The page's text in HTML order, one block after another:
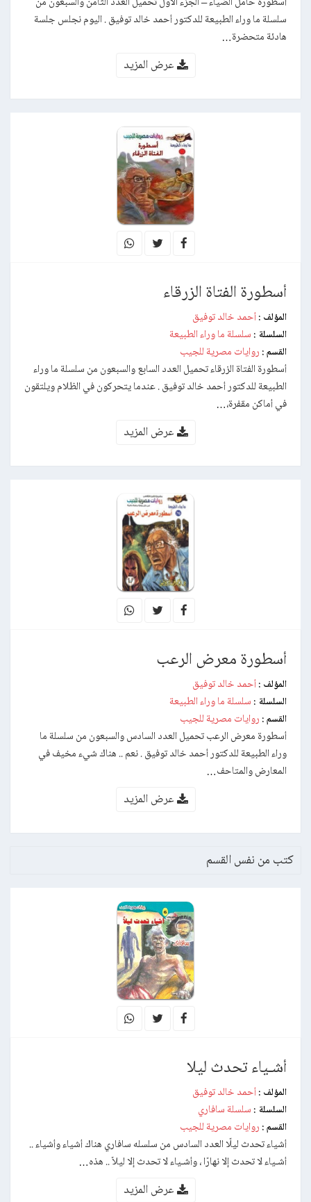
سلسلة ما وراء الطبيعة للدكتور أحمد خالد توفيق . اليوم نجلس جلسة
هادئة متحضرة…
عرض المزيد
أسطورة الفتاة الزرقاء
المؤلف : أحمد خالد توفيق
السلسلة : سلسلة ما وراء الطبيعة
القسم : روايات مصرية للجيب
أسطورة الفتاة الزرقاء تحميل العدد السابع والسبعون من سلسلة ما وراء
الطبيعة للدكتور أحمد خالد توفيق . عندما يتحركون في الظلام ويلتقون
في أماكن مقفرة،…
عرض المزيد
أسطورة معرض الرعب
المؤلف : أحمد خالد توفيق
السلسلة : سلسلة ما وراء الطبيعة
القسم : روايات مصرية للجيب
أسطورة معرض الرعب تحميل العدد السادس والسبعون من سلسلة ما
وراء الطبيعة للدكتور أحمد خالد توفيق . نعم .. هناك شيء مخيف في
المعارض والمتاحف…
عرض المزيد
كتب من نفس القسم
أشـياء تحدث ليلا
المؤلف : أحمد خالد توفيق
السلسلة : سلسلة سافاري
القسم : روايات مصرية للجيب
أشياء تحدث ليلًا العدد السادس من سلسله سافاري هناك أشياء وأشياء ..
أشـياء لا تحدث إلا نهارًا ، وأشـياء لا تحدث إلا ليلاً .. هذه…
عرض المزيد